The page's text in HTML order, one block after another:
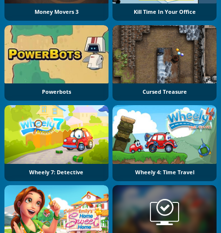
Money Movers 3 Kill Time In Your Office
Powerbots Cursed Treasure
Wheely 7: Detective Wheely 4: Time Travel